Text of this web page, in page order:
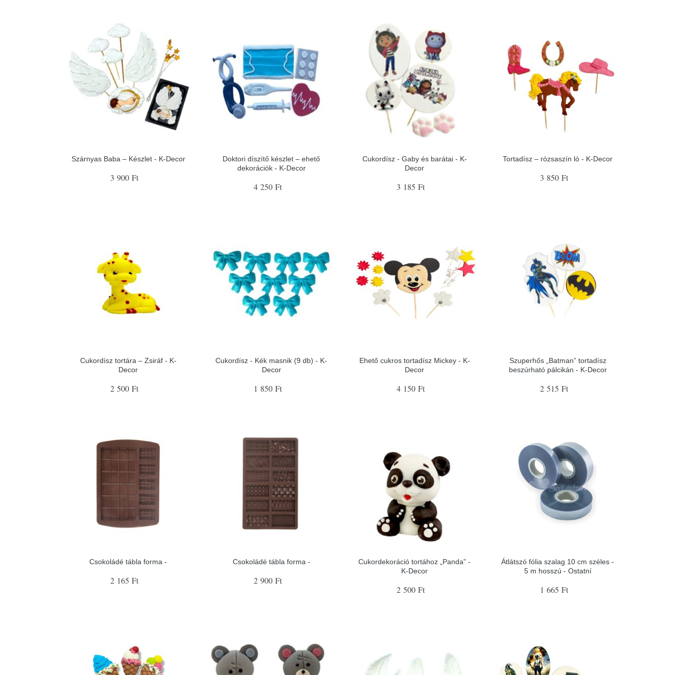
Szárnyas Baba – Készlet - K-Decor
3 900 Ft
Doktori díszítő készlet – ehető
dekorációk - K-Decor
4 250 Ft
Cukordísz - Gaby és barátai - K-
Decor
3 185 Ft
Tortadísz – rózsaszín ló - K-Decor
3 850 Ft
Cukordísz tortára – Zsiráf - K-
Decor
2 500 Ft
Cukordísz - Kék masnik (9 db) - K-
Decor
1 850 Ft
Ehető cukros tortadísz Mickey - K-
Decor
4 150 Ft
Szuperhős „Batman” tortadísz
beszúrható pálcikán - K-Decor
2 515 Ft
Csokoládé tábla forma -
2 165 Ft
Csokoládé tábla forma -
2 900 Ft
Cukordekoráció tortához „Panda” -
K-Decor
2 500 Ft
Átlátszó fólia szalag 10 cm széles -
5 m hosszú - Ostatní
1 665 Ft